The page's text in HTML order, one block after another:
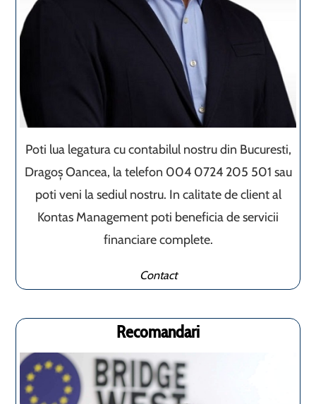
Poti lua legatura cu contabilul nostru din Bucuresti,
Dragoș Oancea, la telefon 004 0724 205 501 sau
poti veni la sediul nostru. In calitate de client al
Kontas Management poti beneficia de servicii
financiare complete.
Contact
Recomandari